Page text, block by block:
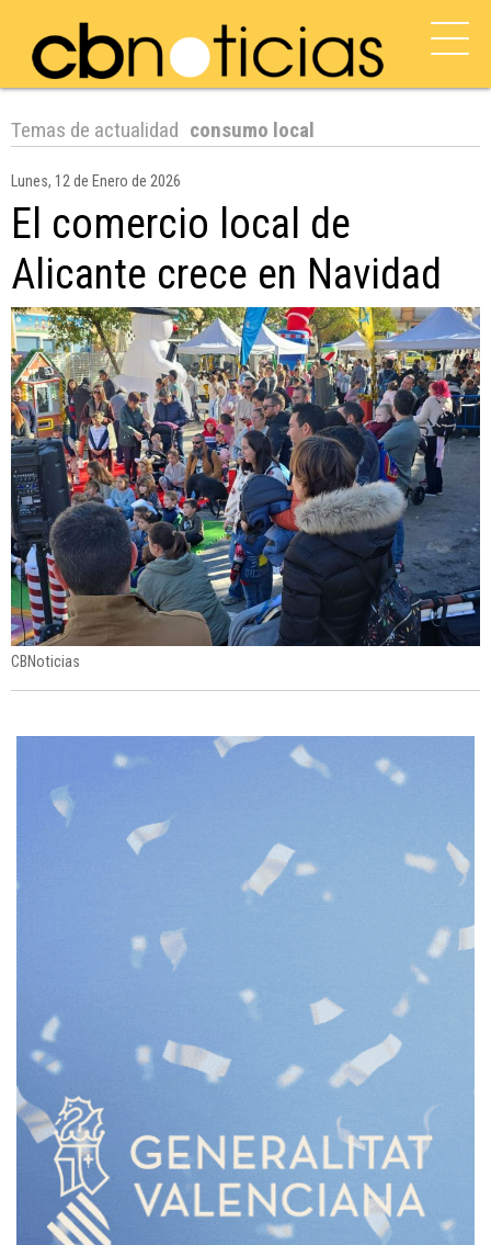
Temas de actualidad consumo local
Lunes, 12 de Enero de 2026
El comercio local de
Alicante crece en Navidad
CBNoticias